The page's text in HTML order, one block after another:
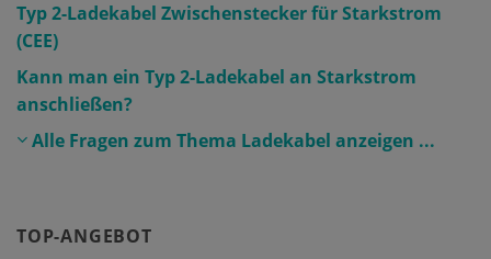
Typ 2-Ladekabel Zwischenstecker für Starkstrom
(CEE)
Kann man ein Typ 2-Ladekabel an Starkstrom
anschließen?
Alle Fragen zum Thema Ladekabel anzeigen ...
TOP-ANGEBOT